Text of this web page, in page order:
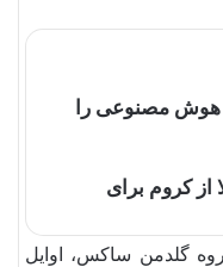
هوش مصنوعی را
کروم برای
گلدمن ساکس، اوایل